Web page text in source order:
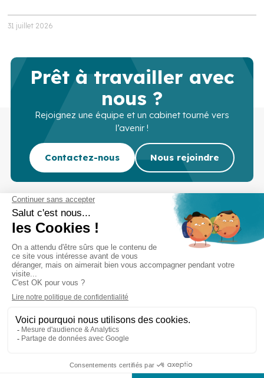
31 juillet 2026
Prêt à travailler avec
nous ?
Rejoignez une équipe et un cabinet tourné vers
l’avenir !
Contactez-nous Nous rejoindre
Cabinet d’experts-comptables commissaires aux
Services Secteurs
Recrutement
Actu